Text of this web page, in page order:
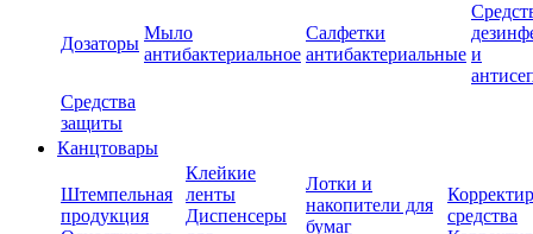
Дозаторы
Мыло
антибактериальное
Салфетки
антибактериальные и
Средства
защиты
Канцтовары
Штемпельная
продукция
Клейкие
ленты
Диспенсеры
Лотки и
накопители для
бумаг
средства